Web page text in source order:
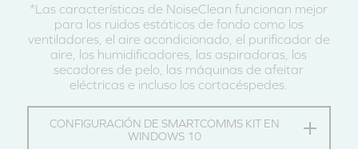
*Las características de NoiseClean funcionan mejor
para los ruidos estáticos de fondo como los
ventiladores, el aire acondicionado, el purificador de
aire, los humidificadores, las aspiradoras, los
secadores de pelo, las máquinas de afeitar
eléctricas e incluso los cortacéspedes.
CONFIGURACIÓN DE SMARTCOMMS KIT EN
WINDOWS 10